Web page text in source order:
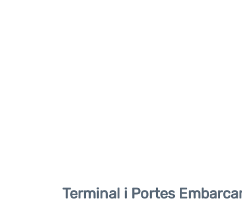
Terminal i Portes